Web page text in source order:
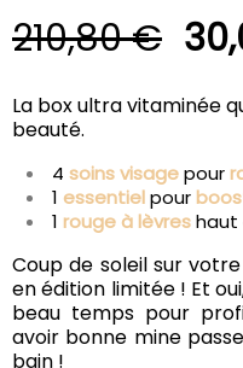
210,80 €
La box ultra vitaminée
beauté.
4 soins visagepour
1 essentielpour
1 rouge à lèvreshaut
Coup de soleil sur
en édition limitée ! Et
beau temps pour
avoir bonne mine
bain !